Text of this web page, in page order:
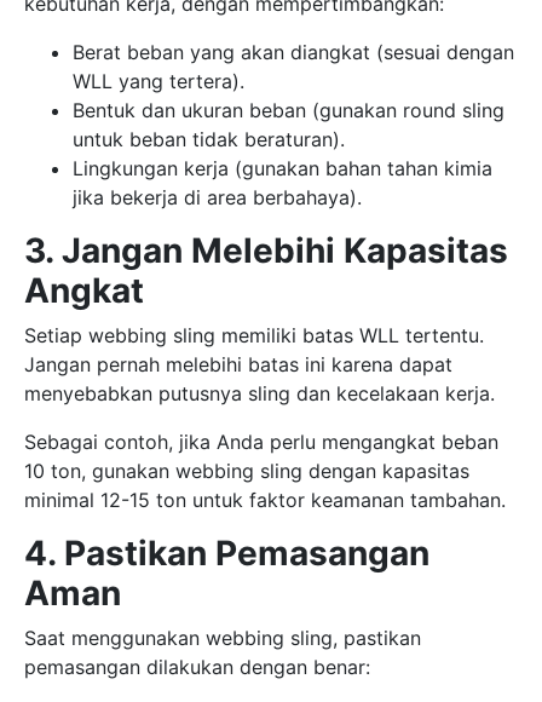
Berat beban yang akan diangkat (sesuai dengan
WLL yang tertera).
Bentuk dan ukuran beban (gunakan round sling
untuk beban tidak beraturan).
Lingkungan kerja (gunakan bahan tahan kimia
jika bekerja di area berbahaya).
3. Jangan Melebihi Kapasitas
Angkat
Setiap webbing sling memiliki batas WLL tertentu.
Jangan pernah melebihi batas ini karena dapat
menyebabkan putusnya sling dan kecelakaan kerja.
Sebagai contoh, jika Anda perlu mengangkat beban
10 ton, gunakan webbing sling dengan kapasitas
minimal 12-15 ton untuk faktor keamanan tambahan.
4. Pastikan Pemasangan
Aman
Saat menggunakan webbing sling, pastikan
pemasangan dilakukan dengan benar: